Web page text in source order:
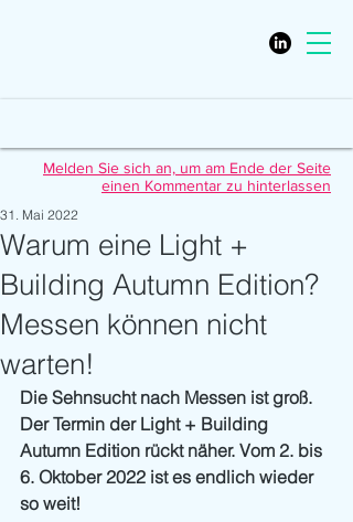
Melden Sie sich an, um am Ende der Seite
einen Kommentar zu hinterlassen
Warum eine Light +
Building Autumn Edition?
Messen können nicht
warten!
31. Mai 2022
Die Sehnsucht nach Messen ist groß.
Der Termin der Light + Building
Autumn Edition rückt näher. Vom 2. bis
6. Oktober 2022 ist es endlich wieder
so weit!